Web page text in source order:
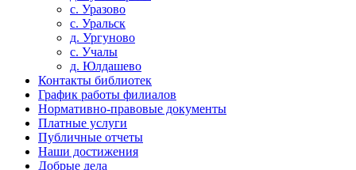
с. Уразово
с. Уральск
д. Ургуново
с. Учалы
д. Юлдашево
Контакты библиотек
График работы филиалов
Нормативно-правовые документы
Платные услуги
Публичные отчеты
Наши достижения
Добрые дела